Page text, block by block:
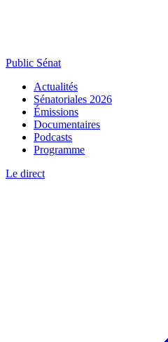
Public Sénat
Actualités
Sénatoriales 2026
Émissions
Documentaires
Podcasts
Programme
Le direct